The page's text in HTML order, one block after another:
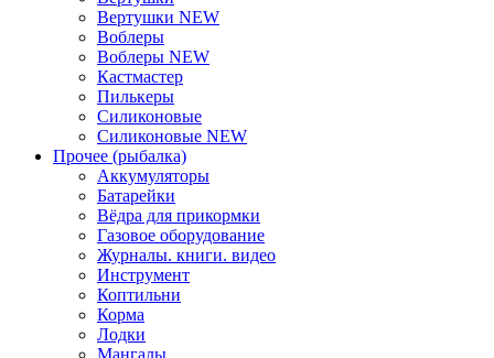
Вертушки NEW
Воблеры
Воблеры NEW
Кастмастер
Пилькеры
Силиконовые
Силиконовые NEW
Прочее (рыбалка)
Аккумуляторы
Батарейки
Вёдра для прикормки
Газовое оборудование
Журналы. книги. видео
Инструмент
Коптильни
Корма
Лодки
Мангалы